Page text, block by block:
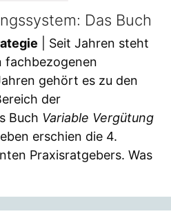
Das Buch
| Seit Jahren steht
fachbezogenen
gehört es zu den
der
Buch Variable Vergütung
erschien die 4.
Praxisratgebers. Was